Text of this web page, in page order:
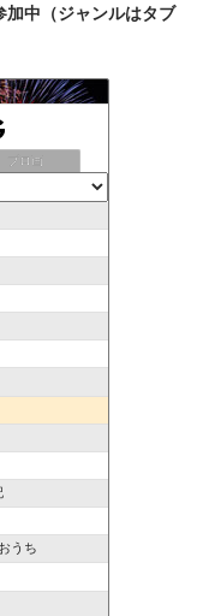
加中（ジャンルはタブ
ブロ画
うち